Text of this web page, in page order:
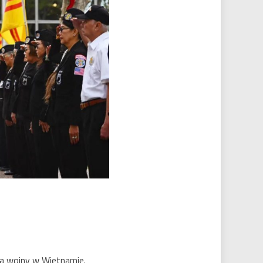
wojny w Wietnamie.